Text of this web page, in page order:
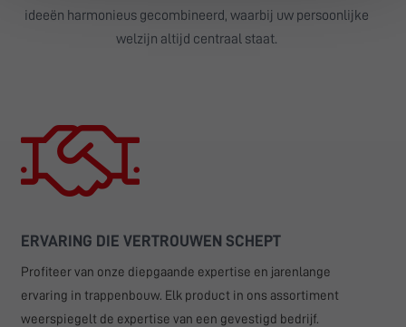
ideeën harmonieus gecombineerd, waarbij uw persoonlijke
welzijn altijd centraal staat.
ERVARING DIE VERTROUWEN SCHEPT
Profiteer van onze diepgaande expertise en jarenlange
ervaring in trappenbouw. Elk product in ons assortiment
weerspiegelt de expertise van een gevestigd bedrijf.